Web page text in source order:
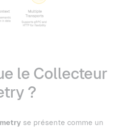
le Collecteur
?
se présente comme un